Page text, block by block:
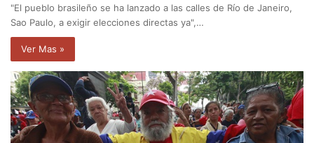
"El pueblo brasileño se ha lanzado a las calles de Río de Janeiro,
Sao Paulo, a exigir elecciones directas ya",…
Ver Mas »